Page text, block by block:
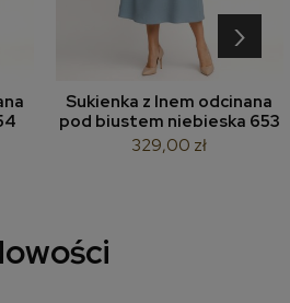
Sukienka z lnem odcinana
pod biustem niebieska 653
329,00 zł
›